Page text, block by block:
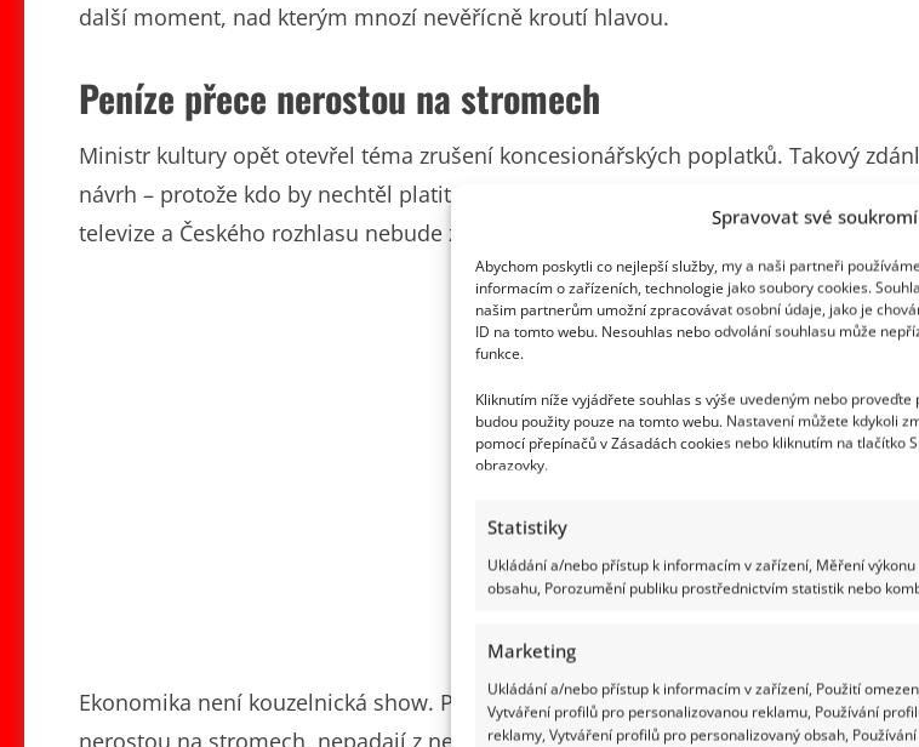
Spravovat své soukromí
Abychom poskytli co nejlepší služby, my a naši partneři
informacím o zařízeních, technologie jako soubory cookies.
našim partnerům umožní zpracovávat osobní údaje, jako je
ID na tomto webu. Nesouhlas nebo odvolání souhlasu může
funkce.
Kliknutím níže vyjádřete souhlas s výše uvedeným nebo
budou použity pouze na tomto webu. Nastavení můžete kdykoli
pomocí přepínačů v Zásadách cookies nebo kliknutím na tlačítko
obrazovky.
Statistiky
Ukládání a/nebo přístup k informacím v zařízení, Měření
obsahu, Porozumění publiku prostřednictvím statistik nebo
Marketing
Ukládání a/nebo přístup k informacím v zařízení, Použití
Vytváření profilů pro personalizovanou reklamu, Používání
reklamy, Vytváření profilů pro personalizovaný obsah,
další moment, nad kterým mnozí nevěřícně kroutí hlavou.
Peníze přece nerostou na stromech
Ministr kultury opět otevřel téma zrušení koncesionářských poplatků. Takový
návrh – protože kdo by nechtěl platit méně? Nicméně když zazní argument, že
televize a Českého rozhlasu nebude z poplatků, ale zároveň ani z daní, už je to
Ekonomika není kouzelnická show. Peníze pro stát nevznikají lusknutím prstu. A
nerostou na stromech, nepadají z nebe a neobjevují se záhadně pod polštářem